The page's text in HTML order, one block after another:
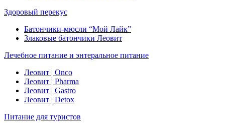
Здоровый перекус
Батончики-мюсли “Мой Лайк”
Злаковые батончики Леовит
Лечебное питание и энтеральное питание
Леовит | Onco
Леовит | Pharma
Леовит | Gastro
Леовит | Detox
Питание для туристов